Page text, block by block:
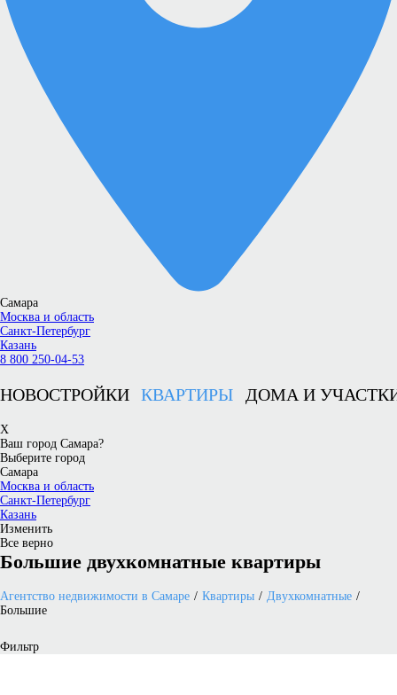
Самара
Москва и область
Санкт-Петербург
Казань
8 800 250-04-53
НОВОСТРОЙКИ КВАРТИРЫ ДОМА И
X
Ваш город Самара?
Выберите город
Самара
Москва и область
Санкт-Петербург
Казань
Изменить
Все верно
Большие двухкомнатные квартиры
Агентство недвижимости в Самаре Квартиры
Двухкомнатные
Большие
Фильтр